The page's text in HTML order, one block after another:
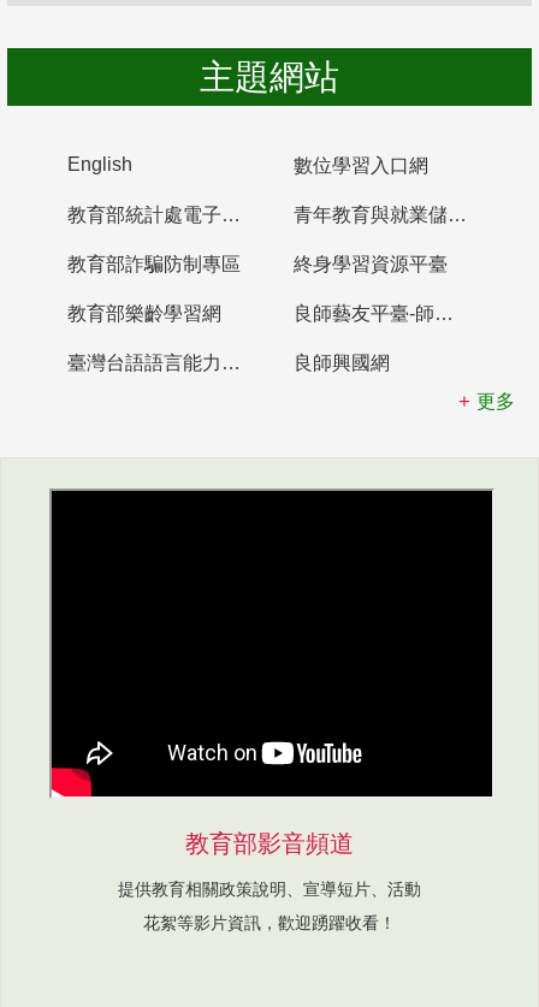
主題網站
English 數位學習入口網
教育部統計處電子書櫃 青年教育與就業儲蓄帳戶
教育部詐騙防制專區 終身學習資源平臺
教育部樂齡學習網 良師藝友平臺-師資培育整合平臺
臺灣台語語言能力認證網站
良師興國網
更多
教育部影音頻道
提供教育相關政策說明、宣導短片、活動
花絮等影片資訊，歡迎踴躍收看！